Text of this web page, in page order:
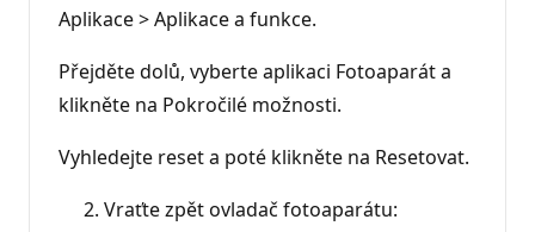
Aplikace > Aplikace a funkce.
Přejděte dolů, vyberte aplikaci Fotoaparát a
klikněte na Pokročilé možnosti.
Vyhledejte reset a poté klikněte na Resetovat.
Vraťte zpět ovladač fotoaparátu: